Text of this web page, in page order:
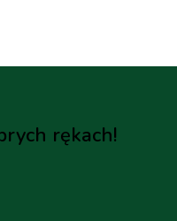
rękach!